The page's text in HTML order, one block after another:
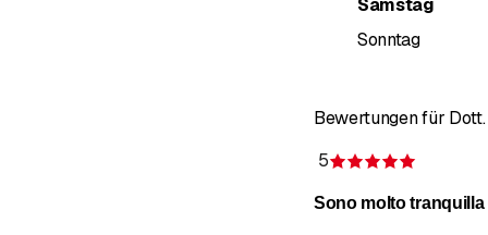
Zahnarzt des
Samstag
Sonntag
Bewertungen für
5
Sono molto